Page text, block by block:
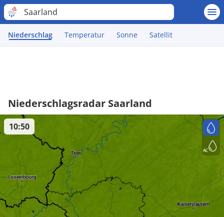
Saarland
Niederschlag Temperatur Sonne Satellit
Niederschlagsradar Saarland
10:50